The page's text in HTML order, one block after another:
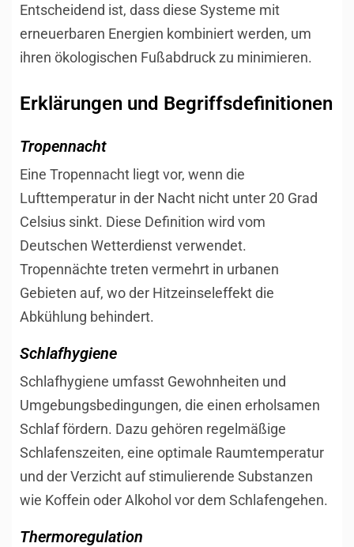
Entscheidend ist, dass diese Systeme mit
erneuerbaren Energien kombiniert werden, um
ihren ökologischen Fußabdruck zu minimieren.
Erklärungen und Begriffsdefinitionen
Tropennacht
Eine Tropennacht liegt vor, wenn die
Lufttemperatur in der Nacht nicht unter 20 Grad
Celsius sinkt. Diese Definition wird vom
Deutschen Wetterdienst verwendet.
Tropennächte treten vermehrt in urbanen
Gebieten auf, wo der Hitzeinseleffekt die
Abkühlung behindert.
Schlafhygiene
Schlafhygiene umfasst Gewohnheiten und
Umgebungsbedingungen, die einen erholsamen
Schlaf fördern. Dazu gehören regelmäßige
Schlafenszeiten, eine optimale Raumtemperatur
und der Verzicht auf stimulierende Substanzen
wie Koffein oder Alkohol vor dem Schlafengehen.
Thermoregulation